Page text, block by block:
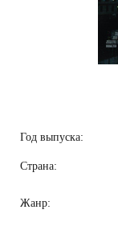
Год выпуска:
Страна:
Жанр: